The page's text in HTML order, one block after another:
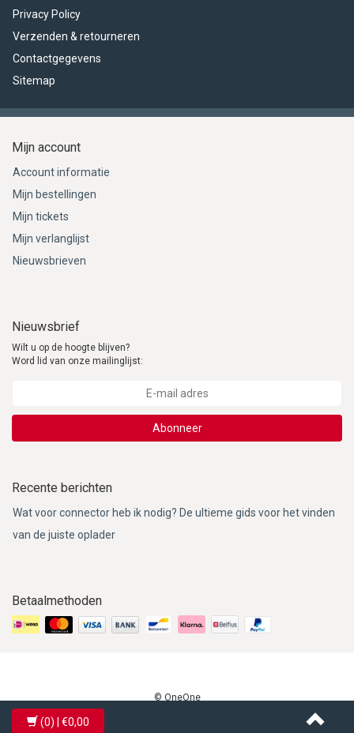
Privacy Policy
Verzenden & retourneren
Contactgegevens
Sitemap
Mijn account
Account informatie
Mijn bestellingen
Mijn tickets
Mijn verlanglijst
Nieuwsbrieven
Nieuwsbrief
Wilt u op de hoogte blijven?
Word lid van onze mailinglijst:
Abonneer
Recente berichten
Wat voor connector heb ik nodig? De ultieme gids voor het vinden
van de juiste oplader
Betaalmethoden
© OneOne
(0) | €0,00